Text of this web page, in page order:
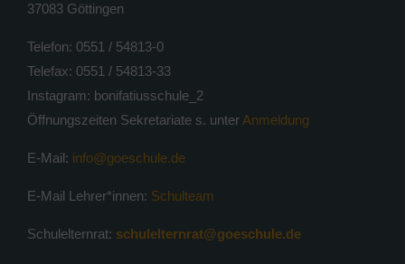
37083 Göttingen
Telefon: 0551 / 54813-0
Telefax: 0551 / 54813-33
Instagram: bonifatiusschule_2
Öffnungszeiten Sekretariate s. unter Anmeldung
E-Mail: info@goeschule.de
E-Mail Lehrer*innen: Schulteam
Schulelternrat: schulelternrat@goeschule.de